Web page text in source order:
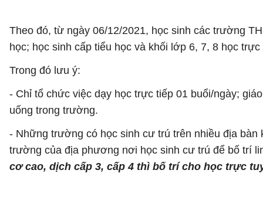
Theo đó, từ ngày 06/12/2021, học sinh các trường
học; học sinh cấp tiểu học và khối lớp 6, 7, 8 học
Trong đó lưu ý:
- Chỉ tổ chức việc dạy học trực tiếp 01 buổi/ngày;
uống trong trường.
- Những trường có học sinh cư trú trên nhiều địa
trường của địa phương nơi học sinh cư trú để bố trí
cơ cao, dịch cấp 3, cấp 4 thì bố trí cho học trực